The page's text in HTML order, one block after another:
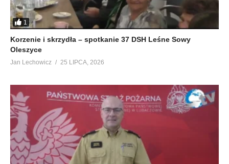
1
Korzenie i skrzydła – spotkanie 37 DSH Leśne Sowy
Oleszyce
Jan Lechowicz 25 LIPCA, 2026